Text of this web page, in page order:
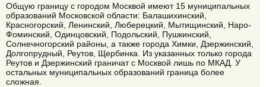
Общую границу с городом Москвой имеют 15 муниципальных
образований Московской области: Балашихинский,
Красногорский, Ленинский, Люберецкий, Мытищинский, Наро-
Фоминский, Одинцовский, Подольский, Пушкинский,
Солнечногорский районы, а также города Химки, Дзержинский,
Долгопрудный, Реутов, Щербинка. Из указанных только города
Реутов и Дзержинский граничат с Москвой лишь по МКАД. У
остальных муниципальных образований граница более
сложная.